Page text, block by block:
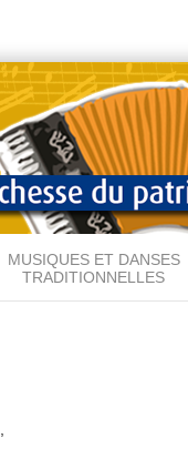
MUSIQUES ET DANSES
TRADITIONNELLES